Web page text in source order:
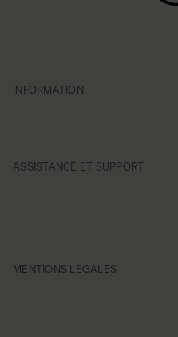
INFORMATION
ASSISTANCE ET SUPPORT
MENTIONS LEGALES